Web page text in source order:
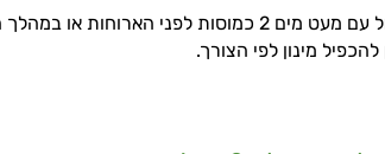
2 כמוסות לפני הארוחות או במהלך היום.
להכפיל מינון לפי הצורך.